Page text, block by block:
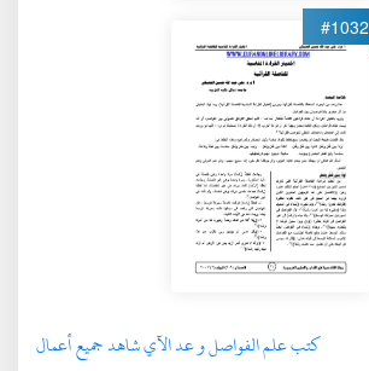
#1032
كتب علم الفواصل و عد الآي شاهد جميع أعمال